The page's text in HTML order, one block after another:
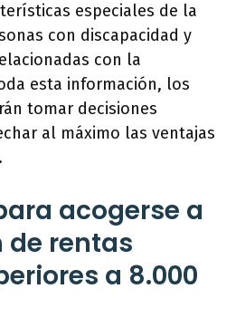
especiales de la
con discapacidad y
con la
esta información, los
tomar decisiones
al máximo las ventajas
acogerse a
de rentas
a 8.000